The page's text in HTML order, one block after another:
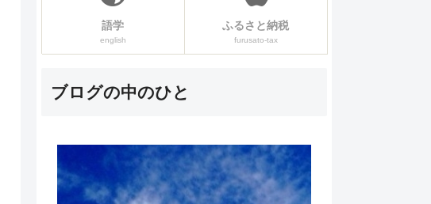
語学
english
ふるさと納税
furusato-tax
ブログの中のひと